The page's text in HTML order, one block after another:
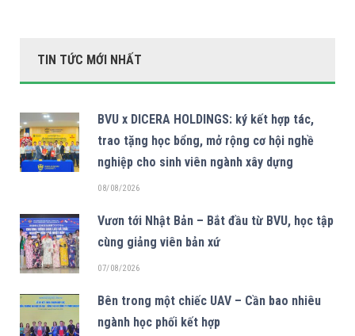
TIN TỨC MỚI NHẤT
BVU x DICERA HOLDINGS: ký kết hợp tác,
trao tặng học bổng, mở rộng cơ hội nghề
nghiệp cho sinh viên ngành xây dựng
08/08/2026
Vươn tới Nhật Bản – Bắt đầu từ BVU, học tập
cùng giảng viên bản xứ
07/08/2026
Bên trong một chiếc UAV – Cần bao nhiêu
ngành học phối kết hợp